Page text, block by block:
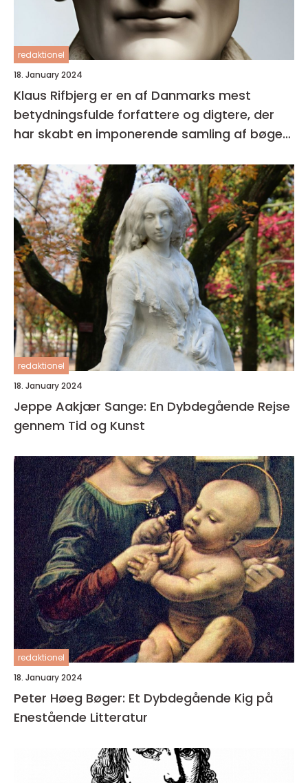
redaktionel
18. January 2024
Klaus Rifbjerg er en af Danmarks mest
betydningsfulde forfattere og digtere, der
har skabt en imponerende samling af bøger i
redaktionel
18. January 2024
Jeppe Aakjær Sange: En Dybdegående Rejse
gennem Tid og Kunst
redaktionel
18. January 2024
Peter Høeg Bøger: Et Dybdegående Kig på
Enestående Litteratur